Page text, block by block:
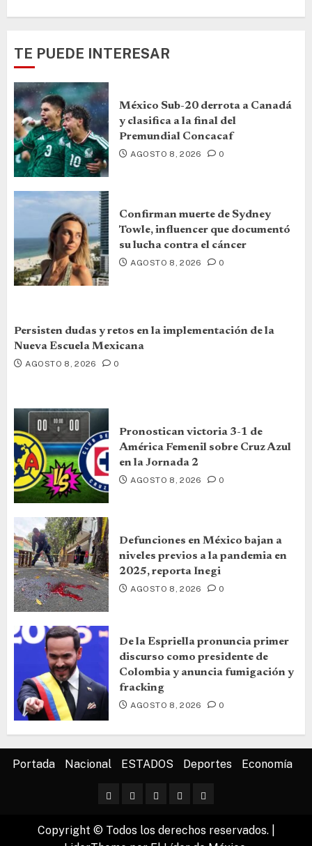
TE PUEDE INTERESAR
México Sub-20 derrota a Canadá
y clasifica a la final del
Premundial Concacaf
AGOSTO 8, 2026 0
Confirman muerte de Sydney
Towle, influencer que documentó
su lucha contra el cáncer
AGOSTO 8, 2026 0
Persisten dudas y retos en la implementación de la
Nueva Escuela Mexicana
AGOSTO 8, 2026 0
Pronostican victoria 3-1 de
América Femenil sobre Cruz Azul
en la Jornada 2
AGOSTO 8, 2026 0
Defunciones en México bajan a
niveles previos a la pandemia en
2025, reporta Inegi
AGOSTO 8, 2026 0
De la Espriella pronuncia primer
discurso como presidente de
Colombia y anuncia fumigación y
fracking
AGOSTO 8, 2026 0
Portada Nacional ESTADOS Deportes Economía
Copyright © Todos los derechos reservados.